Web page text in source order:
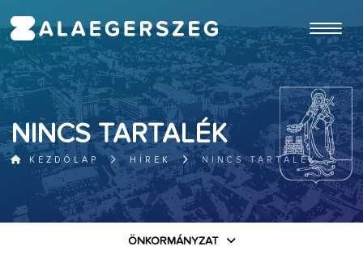
NINCS TARTALÉK
KEZDŐLAP HÍREK NINCS TARTALÉK
ÖNKORMÁNYZAT